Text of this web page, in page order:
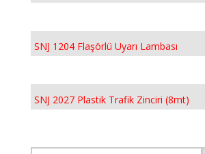
SNJ 1204 Flaşörlü Uyarı Lambası
SNJ 2027 Plastik Trafik Zinciri (8mt)